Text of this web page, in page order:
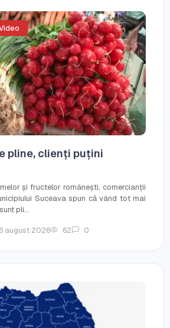
pline, clienți puțini
și fructelor românești, comercianții
Suceava spun că vând tot mai
pli...
6 august 2026 62 0